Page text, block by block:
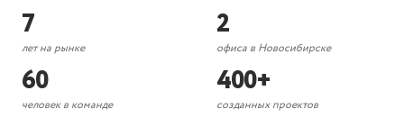
7
лет на рынке
2
офиса в Новосибирске
60
человек в команде
400+
созданных проектов